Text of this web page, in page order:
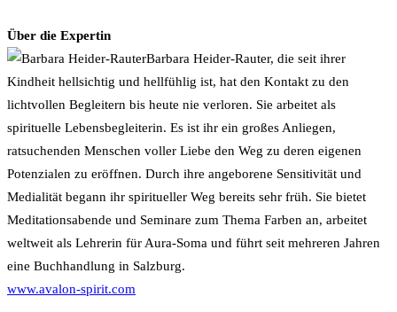
Über die Expertin
Barbara Heider-Rauter, die seit ihrer
Kindheit hellsichtig und hellfühlig ist, hat den Kontakt zu den
lichtvollen Begleitern bis heute nie verloren. Sie arbeitet als
spirituelle Lebensbegleiterin. Es ist ihr ein großes Anliegen,
ratsuchenden Menschen voller Liebe den Weg zu deren eigenen
Potenzialen zu eröffnen. Durch ihre angeborene Sensitivität und
Medialität begann ihr spiritueller Weg bereits sehr früh. Sie bietet
Meditationsabende und Seminare zum Thema Farben an, arbeitet
weltweit als Lehrerin für Aura-Soma und führt seit mehreren Jahren
eine Buchhandlung in Salzburg.
www.avalon-spirit.com